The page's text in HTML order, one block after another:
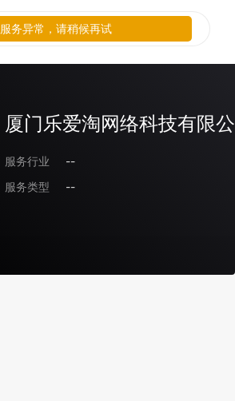
厦门乐爱淘网络科技有限
服务行业
--
服务类型
--
服务异常，请稍候再试